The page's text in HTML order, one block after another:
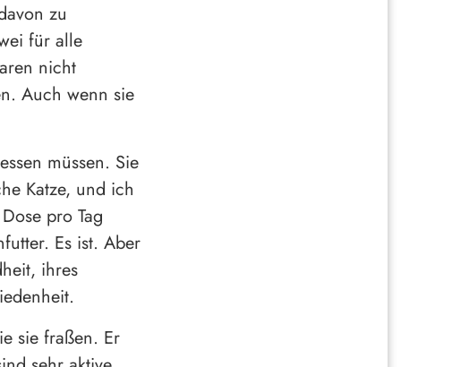
zu
für alle
nicht
Auch wenn sie
müssen. Sie
Katze, und ich
pro Tag
Es ist. Aber
ihres
sie fraßen. Er